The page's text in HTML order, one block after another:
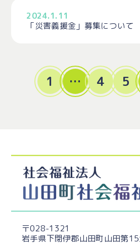
2024.1.11
「災害義援金」募集について
1 … 4 5
〒028-1321
岩手県下閉伊郡山田町山田第